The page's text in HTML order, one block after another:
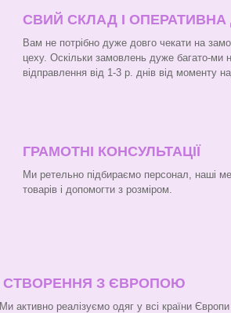
СВИЙ СКЛАД І
Вам не потрібно дуже довго чекати на
цеху. Оскільки замовлень дуже багато-ми
відправлення від 1-3 р. днів від моменту
ГРАМОТНІ КОНСУЛЬТАЦІЇ
Ми ретельно підбираємо персонал, наші
товарів і допомогти з розміром.
СТВОРЕННЯ З ЄВРОПОЮ
Ми активно реалізуємо одяг у всі країни